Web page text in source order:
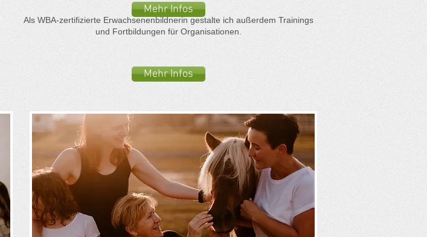
Als WBA-zertifizierte Erwachsenenbildnerin gestalte ich außerdem Trainings
und Fortbildungen für Organisationen.
Mehr Infos
Mehr Infos